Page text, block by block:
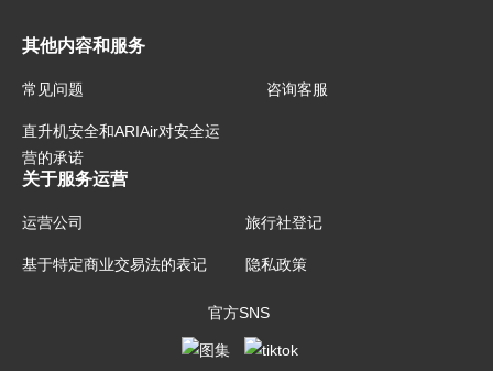
其他内容和服务
常见问题 咨询客服
直升机安全和ARIAir对安全运
营的承诺
关于服务运营
运营公司 旅行社登记
基于特定商业交易法的表记 隐私政策
官方SNS